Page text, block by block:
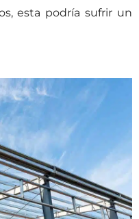
esta podría sufrir un